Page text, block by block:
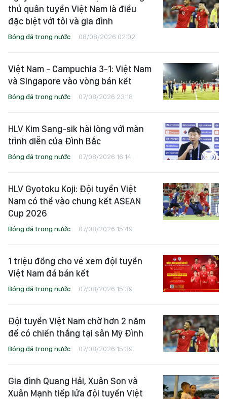
thủ quân tuyển Việt Nam là điều
đặc biệt với tôi và gia đình
Bóng đá trong nước 08/08/2026 02:02
Việt Nam - Campuchia 3-1: Việt Nam
và Singapore vào vòng bán kết
Bóng đá trong nước 07/08/2026 23:18
HLV Kim Sang-sik hài lòng với màn
trình diễn của Đình Bắc
Bóng đá trong nước 07/08/2026 16:14
HLV Gyotoku Koji: Đội tuyển Việt
Nam có thể vào chung kết ASEAN
Cup 2026
Bóng đá trong nước 07/08/2026 15:49
1 triệu đồng cho vé xem đội tuyển
Việt Nam đá bán kết
Bóng đá trong nước 07/08/2026 15:39
Đội tuyển Việt Nam chờ hơn 2 năm
để có chiến thắng tại sân Mỹ Đình
Bóng đá trong nước 07/08/2026 15:39
Gia đình Quang Hải, Xuân Son và
Xuân Mạnh tiếp lửa đội tuyển Việt